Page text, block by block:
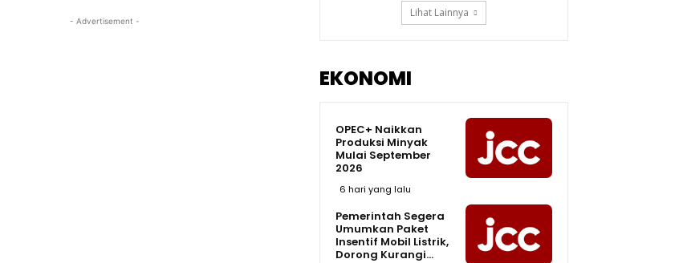
- Advertisement -
Lihat Lainnya
EKONOMI
OPEC+ Naikkan
Produksi Minyak
Mulai September
2026
6 hari yang lalu
Pemerintah Segera
Umumkan Paket
Insentif Mobil Listrik,
Dorong Kurangi...